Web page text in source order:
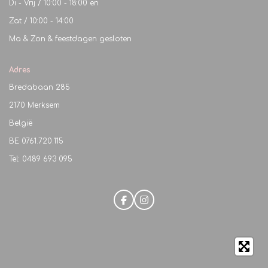
Di - Vrij / 10:00 - 18:00 en
Zat / 10:00 - 14:00
Ma & Zon & feestdagen gesloten
Adres
Bredabaan 285
2170 Merksem
België
BE 0761.720.115
Tel: 0489 693 095
F
a
I
n